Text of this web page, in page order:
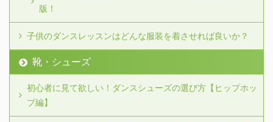
版！
子供のダンスレッスンはどんな服装を着させれば良いか？
靴・シューズ
初心者に見て欲しい！ダンスシューズの選び方【ヒップホッ
プ編】